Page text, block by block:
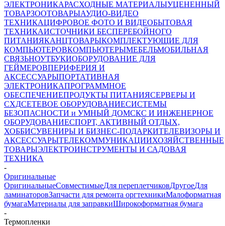
ЭЛЕКТРОНИКАРАСХОДНЫЕ МАТЕРИАЛЫУЦЕНЕННЫЙ
ТОВАРЗООТОВАРЫАУДИО-ВИДЕО
ТЕХНИКАЦИФРОВОЕ ФОТО И ВИДЕОБЫТОВАЯ
ТЕХНИКАИСТОЧНИКИ БЕСПЕРЕБОЙНОГО
ПИТАНИЯКАНЦТОВАРЫКОМПЛЕКТУЮЩИЕ ДЛЯ
КОМПЬЮТЕРОВКОМПЬЮТЕРЫМЕБЕЛЬМОБИЛЬНАЯ
СВЯЗЬНОУТБУКИОБОРУДОВАНИЕ ДЛЯ
ГЕЙМЕРОВПЕРИФЕРИЯ И
АКСЕССУАРЫПОРТАТИВНАЯ
ЭЛЕКТРОНИКАПРОГРАММНОЕ
ОБЕСПЕЧЕНИЕПРОДУКТЫ ПИТАНИЯСЕРВЕРЫ И
СХДСЕТЕВОЕ ОБОРУДОВАНИЕСИСТЕМЫ
БЕЗОПАСНОСТИ и УМНЫЙ ДОМСКС И ИНЖЕНЕРНОЕ
ОБОРУДОВАНИЕСПОРТ, АКТИВНЫЙ ОТДЫХ,
ХОББИСУВЕНИРЫ И БИЗНЕС-ПОДАРКИТЕЛЕВИЗОРЫ И
АКСЕССУАРЫТЕЛЕКОММУНИКАЦИИХОЗЯЙСТВЕННЫЕ
ТОВАРЫЭЛЕКТРОИНСТРУМЕНТЫ И САДОВАЯ
ТЕХНИКА
-
Оригинальные
ОригинальныеСовместимыеДля переплетчиковДругоеДля
ламинаторовЗапчасти для ремонта оргтехникиМалоформатная
бумагаМатериалы для заправкиШирокоформатная бумага
-
Термопленки